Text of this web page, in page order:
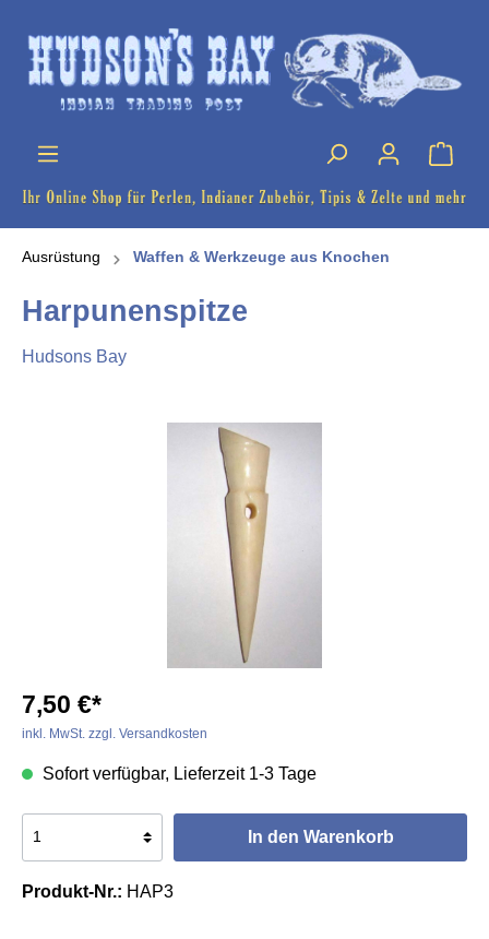
Ausrüstung Waffen & Werkzeuge aus Knochen
Harpunenspitze
Hudsons Bay
7,50 €*
inkl. MwSt. zzgl. Versandkosten
Sofort verfügbar, Lieferzeit 1-3 Tage
In den Warenkorb
Produkt-Nr.: HAP3